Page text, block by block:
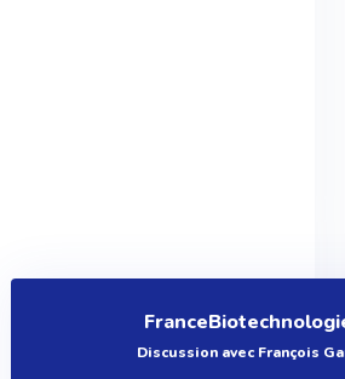
Discussion avec François